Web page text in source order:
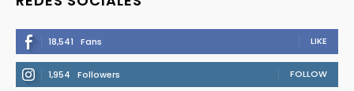
18,541 Fans LIKE
1,954 Followers FOLLOW